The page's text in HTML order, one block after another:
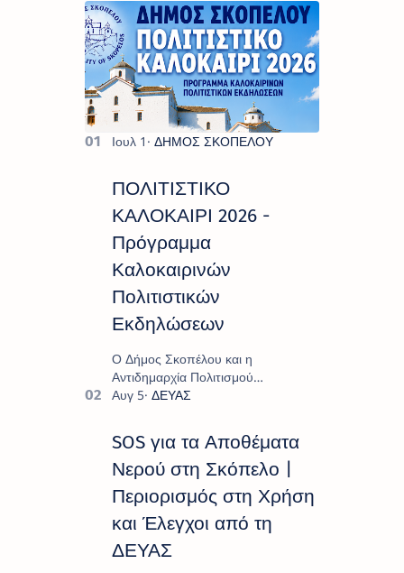
ΠΟΛΙΤΙΣΤΙΚΟ
ΚΑΛΟΚΑΙΡΙ 2026 -
Πρόγραμμα
Καλοκαιρινών
Πολιτιστικών
Εκδηλώσεων
Ο Δήμος Σκοπέλου και η
Αντιδημαρχία Πολιτισμού
παρουσιάζουν το πρόγραμμα «
πλούσιο και πολυσυλλεκτικό
πρόγραμμα εκδ…
SOS για τα Αποθέματα
Νερού στη Σκόπελο |
Περιορισμός στη Χρήση
και Έλεγχοι από τη
ΔΕΥΑΣ